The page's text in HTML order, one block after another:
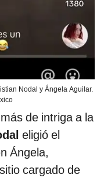
Nodal y Ángela Aguilar.
de intriga a la
eligió el
Ángela,
cargado de